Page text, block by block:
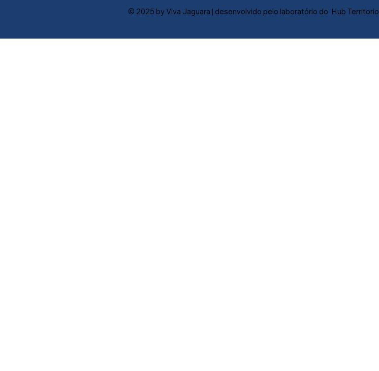
© 2025 by Viva Jaguara | desenvolvido pelo laboratório do Hub Territorio